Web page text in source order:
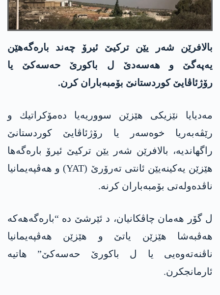
بالافرێن شەر یێن ترکیێ ئیرۆ چەند بارەگەهێن
یه‌په‌گێ و هه‌سه‌دێ ل باکورێ حەسەکێ یا
رۆژئاڤایێ کوردستانێ بۆمبەباران کرن.
مەدیایا نێزیکی هێزێن سووریەیا ده‌مۆكراتیك و
رێڤەبەریا خوەسەر یا رۆژئاڤایێ کوردستانێ
راگهاندیە، بالافرێن شەر یێن ترکیێ ئیرۆ بارەگەها
هێزێن یەکینەیێن ئانتی تەرۆرێ (YAT) و هەڤپەیمانیا
ناڤدەولەتی بۆمبەباران کرنە.
ل گۆر هەمان چاڤکانیان، د ئێرشێ دە “بارەگەهەکە
هەڤبەشا هێزێن یاتێ و هێزێن هەڤپەیمانیا
ناڤنەتەوەیی یا ل باکورێ حەسەکێ” هاتیە
ئارمانجکرن.